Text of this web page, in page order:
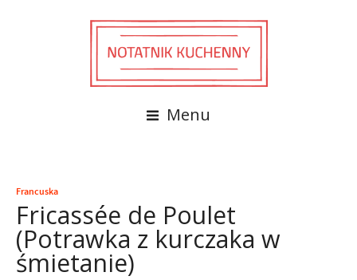
Menu
Francuska
Fricassée de Poulet
(Potrawka z kurczaka w
śmietanie)